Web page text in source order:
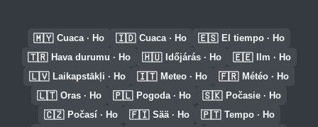
🇲🇾 Cuaca · Ho 🇮🇩 Cuaca · Ho 🇪🇸 El tiempo · Ho
🇹🇷 Hava durumu · Ho 🇭🇺 Időjárás · Ho 🇪🇪 Ilm · Ho
🇱🇻 Laikapstākļi · Ho 🇮🇹 Meteo · Ho 🇫🇷 Météo · Ho
🇱🇹 Oras · Ho 🇵🇱 Pogoda · Ho 🇸🇰 Počasie · Ho
🇨🇿 Počasí · Ho 🇫🇮 Sää · Ho 🇵🇹 Tempo · Ho